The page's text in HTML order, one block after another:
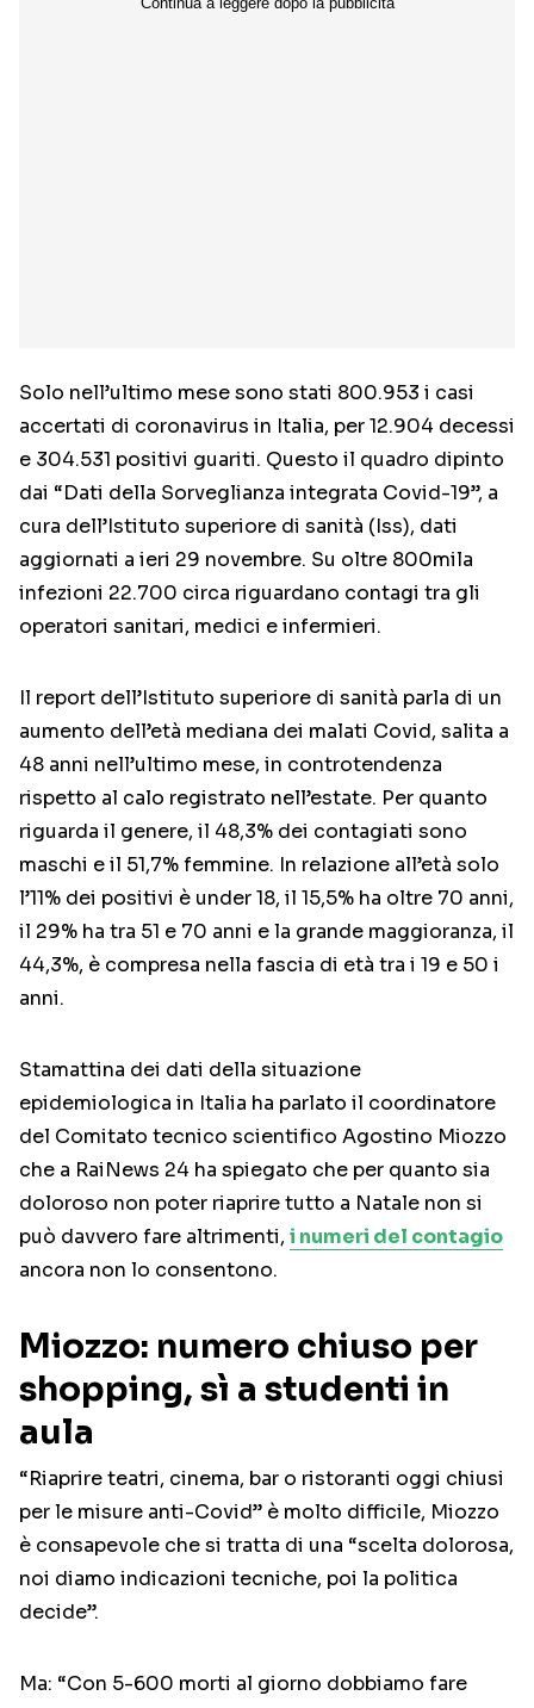
Solo nell’ultimo mese sono stati 800.953 i casi
accertati di coronavirus in Italia, per 12.904 decessi
e 304.531 positivi guariti. Questo il quadro dipinto
dai “Dati della Sorveglianza integrata Covid-19”, a
cura dell’Istituto superiore di sanità (Iss), dati
aggiornati a ieri 29 novembre. Su oltre 800mila
infezioni 22.700 circa riguardano contagi tra gli
operatori sanitari, medici e infermieri.
Il report dell’Istituto superiore di sanità parla di un
aumento dell’età mediana dei malati Covid, salita a
48 anni nell’ultimo mese, in controtendenza
rispetto al calo registrato nell’estate. Per quanto
riguarda il genere, il 48,3% dei contagiati sono
maschi e il 51,7% femmine. In relazione all’età solo
l’11% dei positivi è under 18, il 15,5% ha oltre 70 anni,
il 29% ha tra 51 e 70 anni e la grande maggioranza, il
44,3%, è compresa nella fascia di età tra i 19 e 50 i
anni.
Stamattina dei dati della situazione
epidemiologica in Italia ha parlato il coordinatore
del Comitato tecnico scientifico Agostino Miozzo
che a RaiNews 24 ha spiegato che per quanto sia
doloroso non poter riaprire tutto a Natale non si
può davvero fare altrimenti, i numeri del contagio
ancora non lo consentono.
Miozzo: numero chiuso per
shopping, sì a studenti in
aula
“Riaprire teatri, cinema, bar o ristoranti oggi chiusi
per le misure anti-Covid” è molto difficile, Miozzo
è consapevole che si tratta di una “scelta dolorosa,
noi diamo indicazioni tecniche, poi la politica
decide”.
Ma: “Con 5-600 morti al giorno dobbiamo fare